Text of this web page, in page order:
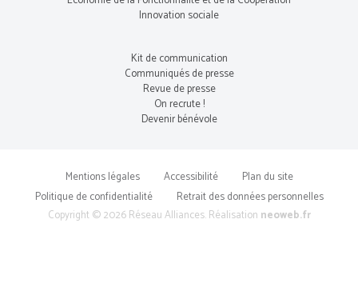
Innovation sociale
Kit de communication
Communiqués de presse
Revue de presse
On recrute !
Devenir bénévole
Mentions légales Accessibilité
Plan du site
Politique de confidentialité
Retrait des données personnelles
Copyright © 2026 Réseau Alliances. Réalisation neoweb.fr